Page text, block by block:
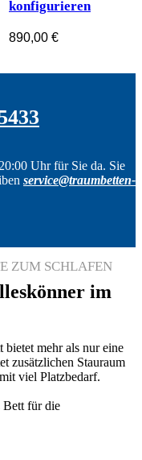
konfigurieren
890,00 €
Uhr für Sie da. Sie
service@traumbetten-
ZUM SCHLAFEN
im
mehr als nur eine
zusätzlichen Stauraum
viel Platzbedarf.
Bett für die